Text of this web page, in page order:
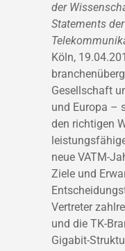
der
Statements der
Köln,
Gesellschaft
und Europa –
den richtigen
neue VATM-
Ziele und
Vertreter
und die TK-
Gigabit-